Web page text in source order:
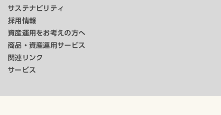
サステナビリティ
採用情報
資産運用をお考えの方へ
商品・資産運用サービス
関連リンク
サービス